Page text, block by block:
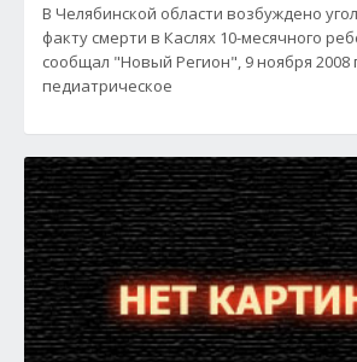
В Челябинской области возбуждено
факту смерти в Каслях 10-месячного
сообщал "Новый Регион", 9 ноября 2008
педиатрическое